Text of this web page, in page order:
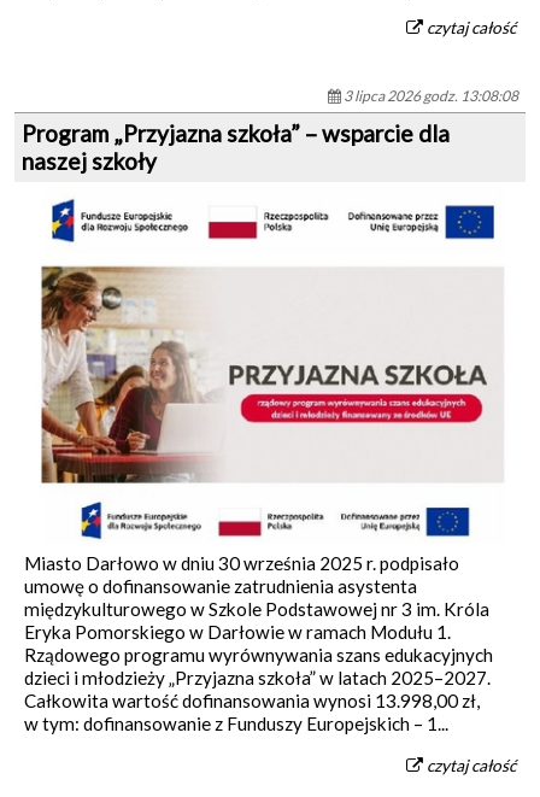
czytaj całość
3 lipca 2026 godz. 13:08:08
Program „Przyjazna szkoła” – wsparcie dla
naszej szkoły
Miasto Darłowo w dniu 30 września 2025 r. podpisało
umowę o dofinansowanie zatrudnienia asystenta
międzykulturowego w Szkole Podstawowej nr 3 im. Króla
Eryka Pomorskiego w Darłowie w ramach Modułu 1.
Rządowego programu wyrównywania szans edukacyjnych
dzieci i młodzieży „Przyjazna szkoła” w latach 2025–2027.
Całkowita wartość dofinansowania wynosi 13.998,00 zł,
w tym: dofinansowanie z Funduszy Europejskich – 1...
czytaj całość